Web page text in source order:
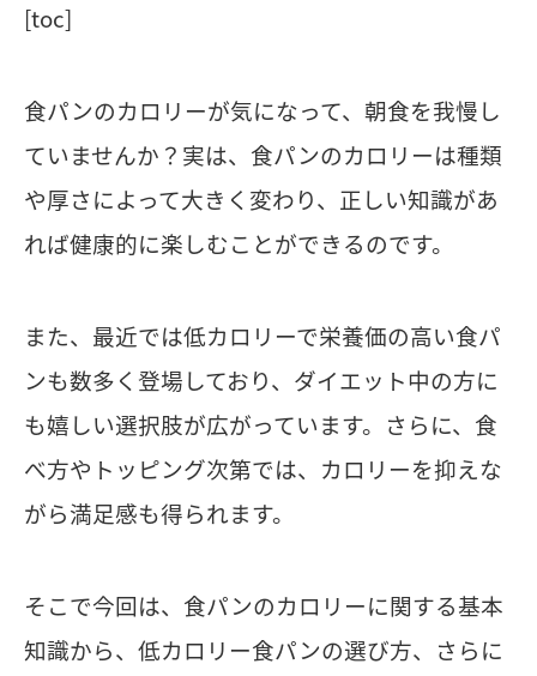
[toc]
食パンのカロリーが気になって、朝食を我慢し
ていませんか？実は、食パンのカロリーは種類
や厚さによって大きく変わり、正しい知識があ
れば健康的に楽しむことができるのです。
また、最近では低カロリーで栄養価の高い食パ
ンも数多く登場しており、ダイエット中の方に
も嬉しい選択肢が広がっています。さらに、食
べ方やトッピング次第では、カロリーを抑えな
がら満足感も得られます。
そこで今回は、食パンのカロリーに関する基本
知識から、低カロリー食パンの選び方、さらに